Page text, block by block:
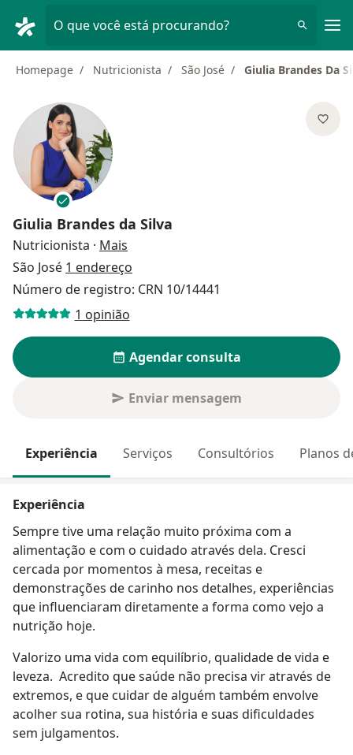
O que você está procurando?
Homepage Nutricionista São José Giulia Brandes Da
Giulia Brandes da Silva
Nutricionista · Mais
São José 1 endereço
Número de registro: CRN 10/14441
1 opinião
Agendar consulta
Enviar mensagem
Experiência Serviços Consultórios Planos
Experiência
Sempre tive uma relação muito próxima com a
alimentação e com o cuidado através dela. Cresci
cercada por momentos à mesa, receitas e
demonstrações de carinho nos detalhes, experiências
que influenciaram diretamente a forma como vejo a
nutrição hoje.
Valorizo uma vida com equilíbrio, qualidade de vida e
leveza. Acredito que saúde não precisa vir através de
extremos, e que cuidar de alguém também envolve
acolher sua rotina, sua história e suas dificuldades
sem julgamentos.